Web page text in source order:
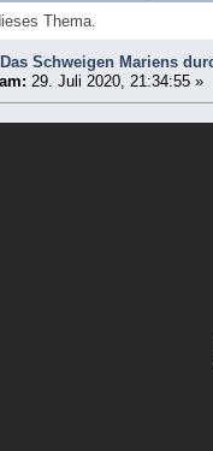
Thema.
Das Schweigen Mariens
am: 29. Juli 2020, 21:34:55 »